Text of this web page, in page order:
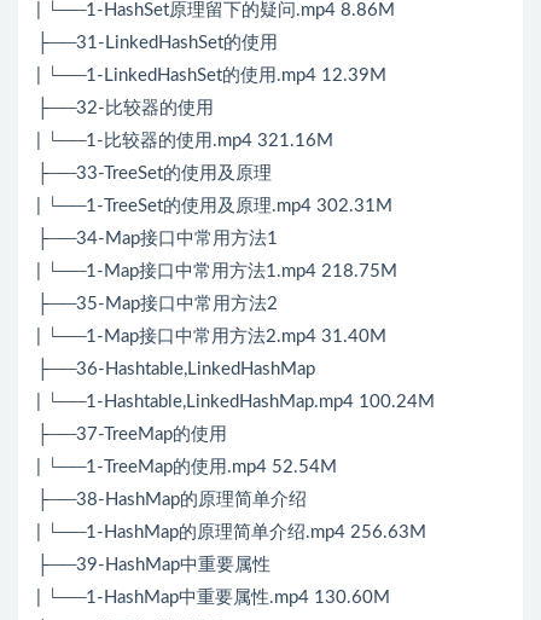
| └──1-HashSet原理留下的疑问.mp4 8.86M
├──31-LinkedHashSet的使用
| └──1-LinkedHashSet的使用.mp4 12.39M
├──32-比较器的使用
| └──1-比较器的使用.mp4 321.16M
├──33-TreeSet的使用及原理
| └──1-TreeSet的使用及原理.mp4 302.31M
├──34-Map接口中常用方法1
| └──1-Map接口中常用方法1.mp4 218.75M
├──35-Map接口中常用方法2
| └──1-Map接口中常用方法2.mp4 31.40M
├──36-Hashtable,LinkedHashMap
| └──1-Hashtable,LinkedHashMap.mp4 100.24M
├──37-TreeMap的使用
| └──1-TreeMap的使用.mp4 52.54M
├──38-HashMap的原理简单介绍
| └──1-HashMap的原理简单介绍.mp4 256.63M
├──39-HashMap中重要属性
| └──1-HashMap中重要属性.mp4 130.60M